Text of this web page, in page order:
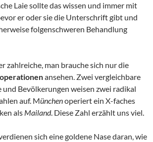
Laie sollte das wissen und immer mit
er oder sie die Unterschrift gibt und
folgenschweren Behandlung
zahlreiche, man brauche sich nur die
ansehen. Zwei vergleichbare
und Bevölkerungen weisen zwei radikal
auf. Münchenoperiert ein X-faches
als Mailand. Diese Zahl erzählt uns viel.
sich eine goldene Nase daran, wie